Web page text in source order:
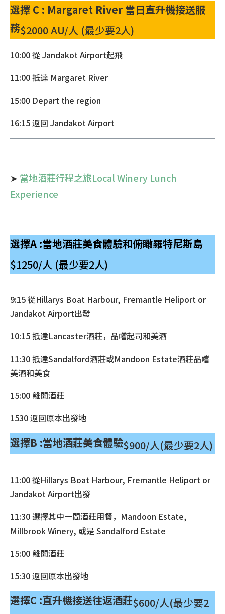
選擇 C : Margaret River 當日直升機接送服
務$2000 AU/人 (最少要2人)
10:00 從 Jandakot Airport起飛
11:00 抵達 Margaret River
15:00 Depart the region
16:15 返回 Jandakot Airport
➤ 當地酒莊行程之旅Local Winery Lunch
Experience
選擇A :當地酒莊美食體驗和俯瞰羅特尼斯島
$1250/人 (最少要2人)
9:15 從Hillarys Boat Harbour, Fremantle Heliport or
Jandakot Airport出發
10:15 抵達Lancaster酒莊，品嚐起司和美酒
11:30 抵達Sandalford酒莊或Mandoon Estate酒莊品嚐
美酒和美食
15:00 離開酒莊
1530 返回原本出發地
選擇B :當地酒莊美食體驗$900/人(最少要2人)
11:00 從Hillarys Boat Harbour, Fremantle Heliport or
Jandakot Airport出發
11:30 選擇其中一間酒莊用餐，Mandoon Estate,
Millbrook Winery, 或是 Sandalford Estate
15:00 離開酒莊
15:30 返回原本出發地
選擇C :直升機接送往返酒莊$600/人(最少要2